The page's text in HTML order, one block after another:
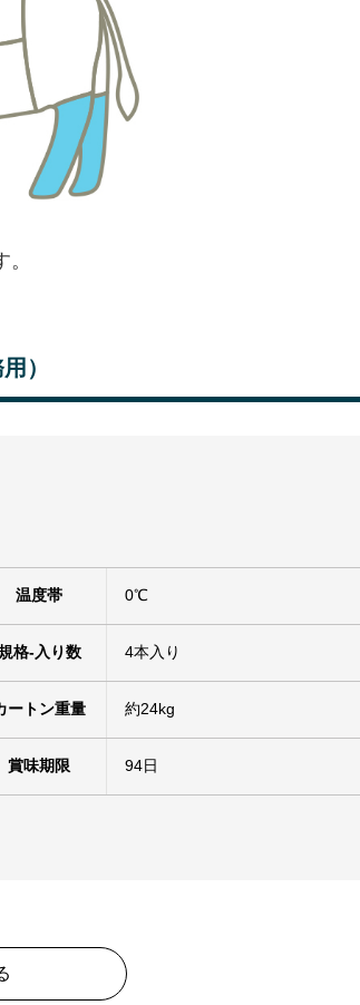
）
温度帯 0℃
格-入り数 4本入り
ートン重量 約24kg
賞味期限 94日